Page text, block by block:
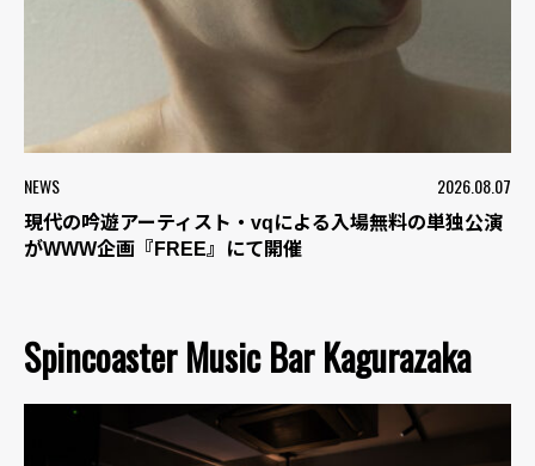
NEWS 2026.08.07
現代の吟遊アーティスト・vqによる入場無料の単独公演
がWWW企画『FREE』にて開催
Spincoaster Music Bar Kagurazaka